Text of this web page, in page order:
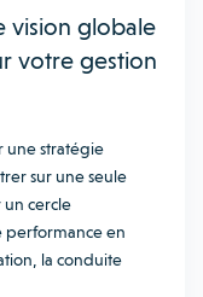
vision globale
votre gestion
une stratégie
sur une seule
un cercle
performance en
la conduite